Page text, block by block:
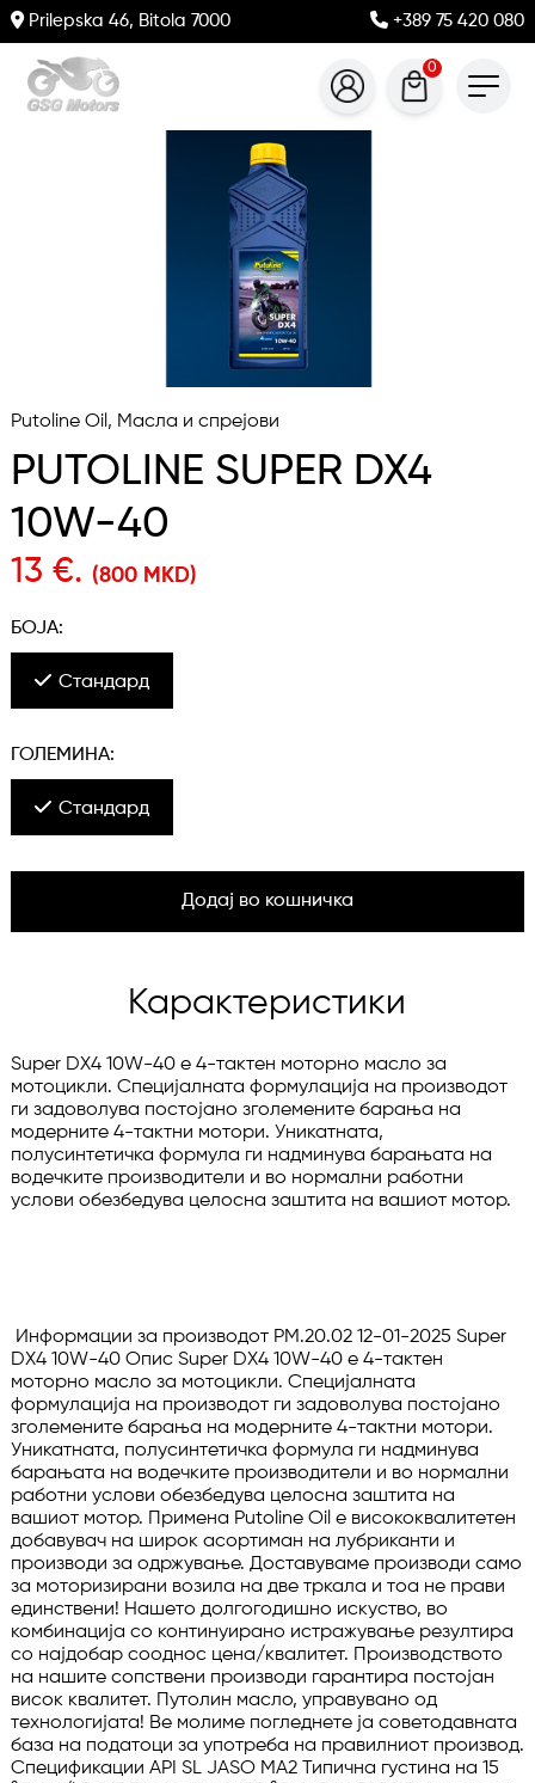
Prilepska 46, Bitola 7000 +389 75 420 080
0
Putoline Oil, Масла и спрејови
PUTOLINE SUPER DX4
10W-40
13 €. (800 MKD)
БОЈА:
Стандард
ГОЛЕМИНА:
Стандард
Додај во кошничка
Карактеристики
Super DX4 10W-40 е 4-тактен моторно масло за
мотоцикли. Специјалната формулација на производот
ги задоволува постојано зголемените барања на
модерните 4-тактни мотори. Уникатната,
полусинтетичка формула ги надминува барањата на
водечките производители и во нормални работни
услови обезбедува целосна заштита на вашиот мотор.
DX4 10W-40 Опис Super DX4 10W-40 е 4-тактен
моторно масло за мотоцикли. Специјалната
формулација на производот ги задоволува постојано
зголемените барања на модерните 4-тактни мотори.
Уникатната, полусинтетичка формула ги надминува
барањата на водечките производители и во нормални
работни услови обезбедува целосна заштита на
вашиот мотор. Примена Putoline Oil е висококвалитетен
добавувач на широк асортиман на лубриканти и
производи за одржување. Доставуваме производи само
за моторизирани возила на две тркала и тоа не прави
единствени! Нашето долгогодишно искуство, во
комбинација со континуирано истражување резултира
со најдобар сооднос цена/квалитет. Производството
на нашите сопствени производи гарантира постојан
висок квалитет. Путолин масло, управувано од
технологијата! Ве молиме погледнете ја советодавната
база на податоци за употреба на правилниот производ.
Спецификации API SL JASO MA2 Типична густина на 15